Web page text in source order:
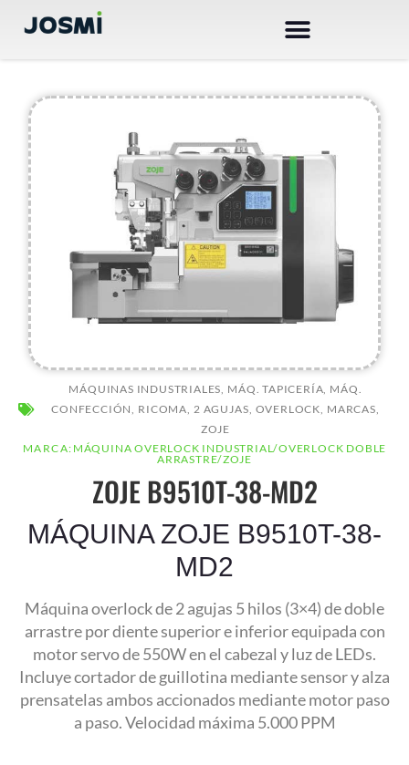
MÁQUINAS INDUSTRIALES, MÁQ. TAPICERÍA, MÁQ.
CONFECCIÓN, RICOMA,2 AGUJAS, OVERLOCK, MARCAS,
ZOJE
MARCA: MÁQUINA OVERLOCK INDUSTRIAL/OVERLOCK DOBLE
ARRASTRE/ZOJE
ZOJE B9510T-38-MD2
MÁQUINA ZOJE B9510T-38-
MD2
Máquina overlock de 2 agujas 5 hilos (3×4) de doble
arrastre por diente superior e inferior equipada con
motor servo de 550W en el cabezal y luz de LEDs.
Incluye cortador de guillotina mediante sensor y alza
prensatelas ambos accionados mediante motor paso
a paso. Velocidad máxima 5.000 PPM